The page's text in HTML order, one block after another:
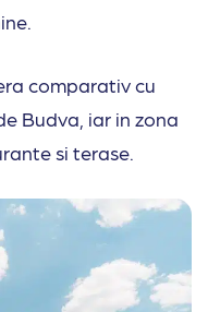
comparativ cu
Budva, iar in zona
si terase.